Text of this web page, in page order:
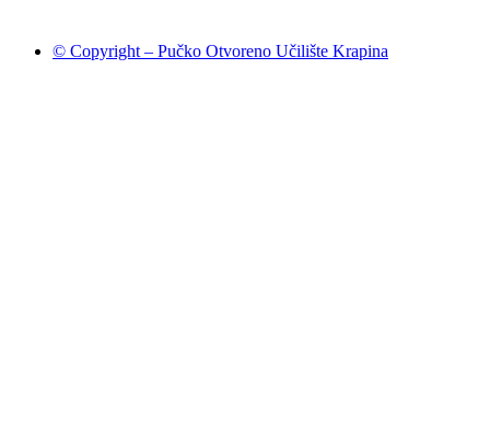
© Copyright – Pučko Otvoreno Učilište Krapina